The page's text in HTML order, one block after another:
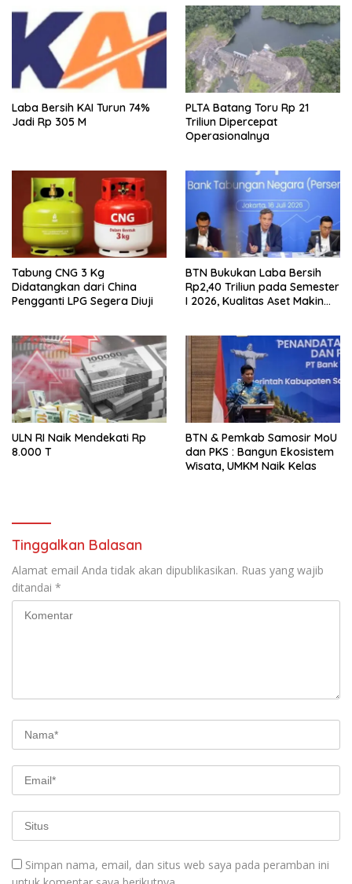
Laba Bersih KAI Turun 74%
Jadi Rp 305 M
PLTA Batang Toru Rp 21
Triliun Dipercepat
Operasionalnya
Tabung CNG 3 Kg
Didatangkan dari China
Pengganti LPG Segera Diuji
BTN Bukukan Laba Bersih
Rp2,40 Triliun pada Semester
I 2026, Kualitas Aset Makin
ULN RI Naik Mendekati Rp
8.000 T
BTN & Pemkab Samosir MoU
dan PKS : Bangun Ekosistem
Wisata, UMKM Naik Kelas
Tinggalkan Balasan
Alamat email Anda tidak akan dipublikasikan. Ruas yang wajib
ditandai *
Simpan nama, email, dan situs web saya pada peramban ini